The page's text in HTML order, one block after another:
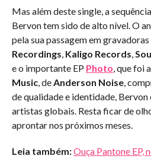
Mas além deste single, a
Bervon tem sido de alto nível. O
pela sua passagem em
Recordings, Kaligo Records,
e o importante EP Photo, que foi
Music, deAnderson Noise,
de qualidade e identidade, Bervon
artistas globais. Resta ficar de
aprontar nos próximos meses.
Leia também:Ouça Pantone EP,